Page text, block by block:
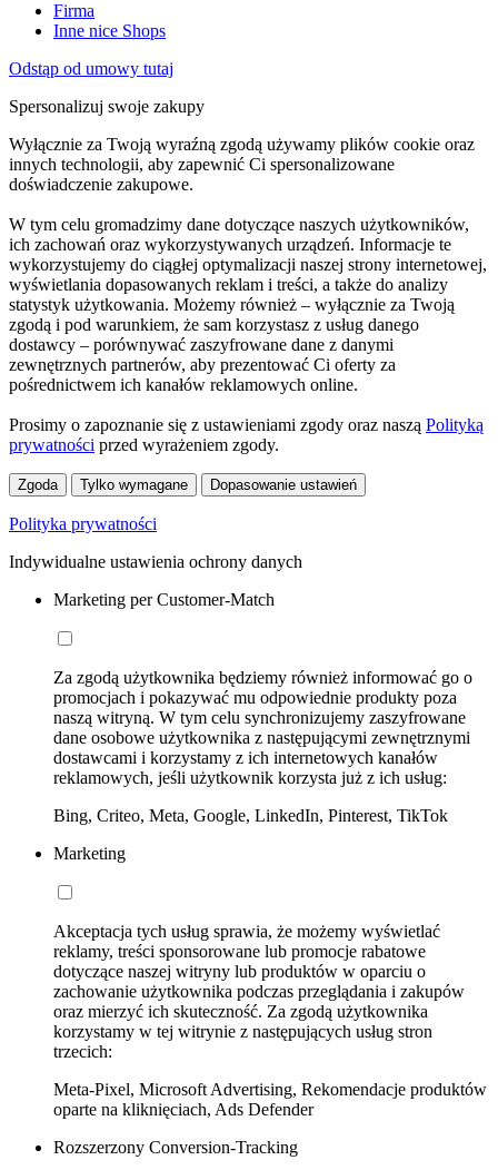
Firma
Inne nice Shops
Odstąp od umowy tutaj
Spersonalizuj swoje zakupy
Wyłącznie za Twoją wyraźną zgodą używamy plików cookie oraz
innych technologii, aby zapewnić Ci spersonalizowane
doświadczenie zakupowe.
W tym celu gromadzimy dane dotyczące naszych użytkowników,
ich zachowań oraz wykorzystywanych urządzeń. Informacje te
wykorzystujemy do ciągłej optymalizacji naszej strony internetowej,
wyświetlania dopasowanych reklam i treści, a także do analizy
statystyk użytkowania. Możemy również – wyłącznie za Twoją
zgodą i pod warunkiem, że sam korzystasz z usług danego
dostawcy – porównywać zaszyfrowane dane z danymi
zewnętrznych partnerów, aby prezentować Ci oferty za
pośrednictwem ich kanałów reklamowych online.
Prosimy o zapoznanie się z ustawieniami zgody oraz naszą Polityką
prywatności przed wyrażeniem zgody.
Zgoda Tylko wymagane Dopasowanie ustawień
Polityka prywatności
Indywidualne ustawienia ochrony danych
Marketing per Customer-Match
Za zgodą użytkownika będziemy również informować go o
promocjach i pokazywać mu odpowiednie produkty poza
naszą witryną. W tym celu synchronizujemy zaszyfrowane
dane osobowe użytkownika z następującymi zewnętrznymi
dostawcami i korzystamy z ich internetowych kanałów
reklamowych, jeśli użytkownik korzysta już z ich usług:
Bing, Criteo, Meta, Google, LinkedIn, Pinterest, TikTok
Marketing
Akceptacja tych usług sprawia, że możemy wyświetlać
reklamy, treści sponsorowane lub promocje rabatowe
dotyczące naszej witryny lub produktów w oparciu o
zachowanie użytkownika podczas przeglądania i zakupów
oraz mierzyć ich skuteczność. Za zgodą użytkownika
korzystamy w tej witrynie z następujących usług stron
trzecich:
Meta-Pixel, Microsoft Advertising, Rekomendacje produktów
oparte na kliknięciach, Ads Defender
Rozszerzony Conversion-Tracking